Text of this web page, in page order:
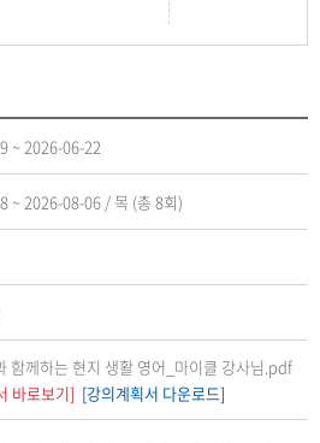
~ 2026-06-22
~ 2026-08-06 / 목 (총 8회)
함께하는 현지 생활 영어_마이클 강사님.pdf
바로보기] [강의계획서 다운로드]